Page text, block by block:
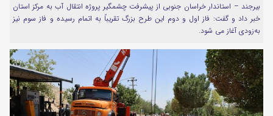
لطفا پاسخ را به عدد انگلیسی وارد کنید:
مرا به خاطر بسپار
بیرجند – استاندار خراسان جنوبی از پیشرفت چشمگیر پروژه انتقال آب به مرکز استان
خبر داد و گفت: فاز اول و دوم این طرح بزرگ تقریباً به اتمام رسیده و فاز سوم نیز
به‌زودی آغاز می شود.